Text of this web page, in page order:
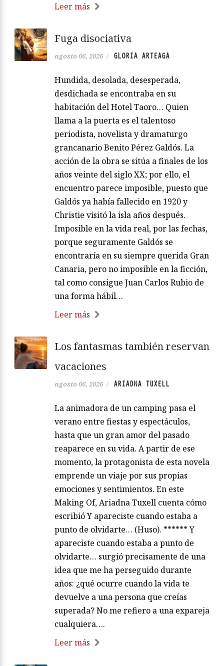
Leer más
Fuga disociativa
agosto 06, 2026 / GLORIA ARTEAGA
Hundida, desolada, desesperada,
desdichada se encontraba en su
habitación del Hotel Taoro… Quien
llama a la puerta es el talentoso
periodista, novelista y dramaturgo
grancanario Benito Pérez Galdós. La
acción de la obra se sitúa a finales de los
años veinte del siglo XX; por ello, el
encuentro parece imposible, puesto que
Galdós ya había fallecido en 1920 y
Christie visitó la isla años después.
Imposible en la vida real, por las fechas,
porque seguramente Galdós se
encontraría en su siempre querida Gran
Canaria, pero no imposible en la ficción,
tal como consigue Juan Carlos Rubio de
una forma hábil…
Leer más
Los fantasmas también reservan
vacaciones
agosto 06, 2026 / ARIADNA TUXELL
La animadora de un camping pasa el
verano entre fiestas y espectáculos,
hasta que un gran amor del pasado
reaparece en su vida. A partir de ese
momento, la protagonista de esta novela
emprende un viaje por sus propias
emociones y sentimientos. En este
Making Of, Ariadna Tuxell cuenta cómo
escribió Y apareciste cuando estaba a
punto de olvidarte… (Huso). ****** Y
apareciste cuando estaba a punto de
olvidarte… surgió precisamente de una
idea que me ha perseguido durante
años: ¿qué ocurre cuando la vida te
devuelve a una persona que creías
superada? No me refiero a una expareja
cualquiera….
Leer más